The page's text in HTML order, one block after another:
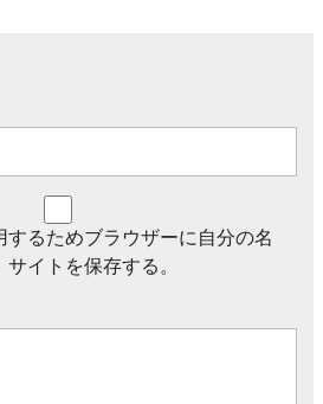
するためブラウザーに自分の名
イトを保存する。